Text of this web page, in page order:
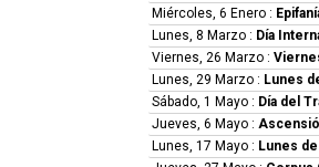
Miércoles, 6 Enero :
Lunes, 8 Marzo : Día
Viernes, 26 Marzo :
Lunes, 29 Marzo : Lunes
Sábado, 1 Mayo : Día del
Jueves, 6 Mayo :
Lunes, 17 Mayo : Lunes